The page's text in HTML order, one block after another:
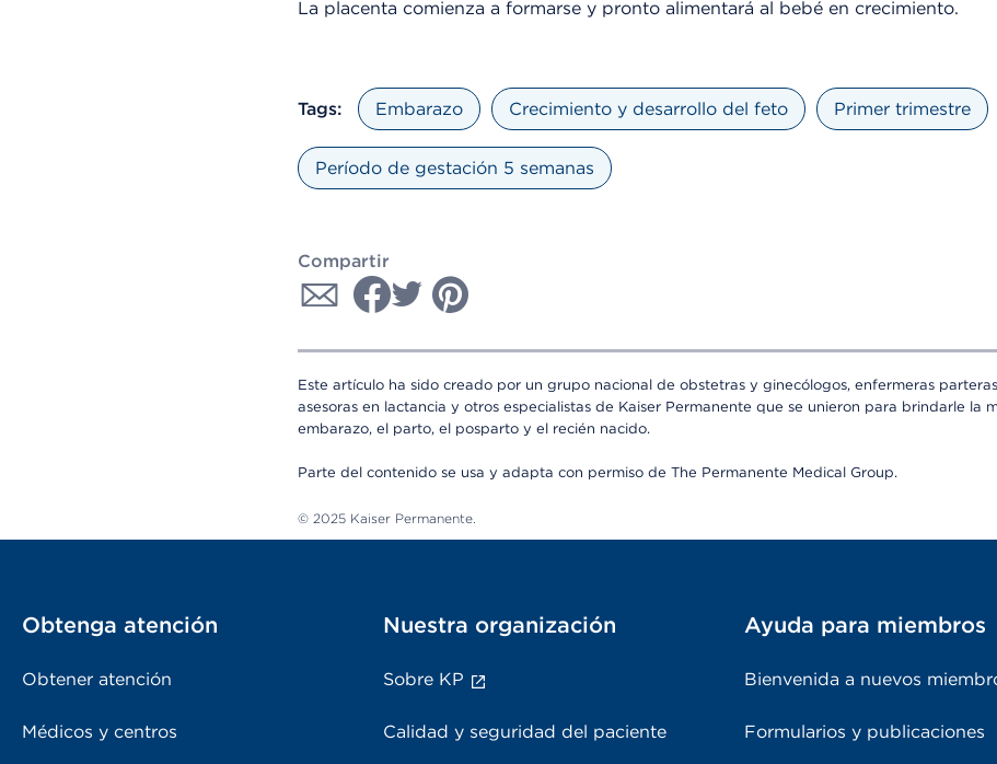
La placenta comienza a formarse y pronto alimentará al bebé en crecimiento.
Tags: Embarazo Crecimiento y desarrollo del feto Primer trimestre
Período de gestación 5 semanas
Compartir
Este artículo ha sido creado por un grupo nacional de obstetras y ginecólogos, enfermeras
asesoras en lactancia y otros especialistas de Kaiser Permanente que se unieron para brindarle la
embarazo, el parto, el posparto y el recién nacido.
Parte del contenido se usa y adapta con permiso de The Permanente Medical Group.
© 2025 Kaiser Permanente.
Obtenga atención
Obtener atención
Médicos y centros
Nuestra organización
Sobre KP
Calidad y seguridad del paciente
Ayuda para miembros
Bienvenida a nuevos
Formularios y publicaciones